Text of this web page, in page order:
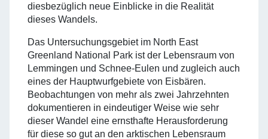
diesbezüglich neue Einblicke in die Realität
dieses Wandels.
Das Untersuchungsgebiet im North East
Greenland National Park ist der Lebensraum von
Lemmingen und Schnee-Eulen und zugleich auch
eines der Hauptwurfgebiete von Eisbären.
Beobachtungen von mehr als zwei Jahrzehnten
dokumentieren in eindeutiger Weise wie sehr
dieser Wandel eine ernsthafte Herausforderung
für diese so gut an den arktischen Lebensraum